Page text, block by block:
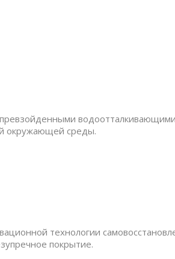
водоотталкивающими
окружающей среды.
технологии
покрытие.